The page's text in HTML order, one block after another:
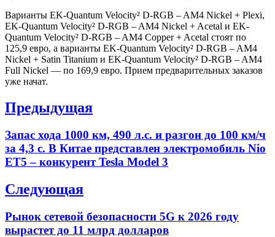
Варианты EK-Quantum Velocity² D-RGB – AM4 Nickel + Plexi,
EK-Quantum Velocity² D-RGB – AM4 Nickel + Acetal и EK-
Quantum Velocity² D-RGB – AM4 Copper + Acetal стоят по
125,9 евро, а варианты EK-Quantum Velocity² D-RGB – AM4
Nickel + Satin Titanium и EK-Quantum Velocity² D-RGB – AM4
Full Nickel — по 169,9 евро. Прием предварительных заказов
уже начат.
Навигация
записям
Предыдущая
Previous
post:
Запас хода 1000 км, 490 л.с. и разгон до 100 км/ч
за 4,3 с. В Китае представлен электромобиль Nio
ET5 – конкурент Tesla Model 3
Следующая
Next
Рынок сетевой безопасности 5G к 2026 году
вырастет до 11 млрд долларов